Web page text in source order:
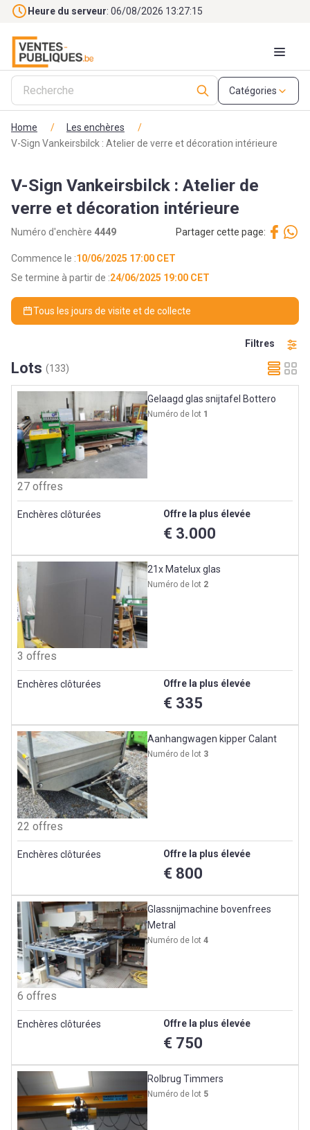
Skip to main content
Heure du serveur: 06/08/2026 13:27:17
Catégories
Home / Les enchères
/
V-Sign Vankeirsbilck : Atelier de verre et décoration intérieure
V-Sign Vankeirsbilck : Atelier de
verre et décoration intérieure
Numéro d'enchère 4449 Partager cette page:
Commence le :10/06/2025 17:00 CET
Se termine à partir de :24/06/2025 19:00 CET
Tous les jours de visite et de collecte
Filtres
Lots (133)
Gelaagd glas snijtafel Bottero
Numéro de lot 1
27 offres
Enchères clôturées Offre la plus élevée
€ 3.000
21x Matelux glas
Numéro de lot 2
3 offres
Enchères clôturées Offre la plus élevée
€ 335
Aanhangwagen kipper Calant
Numéro de lot 3
22 offres
Enchères clôturées Offre la plus élevée
€ 800
Glassnijmachine bovenfrees
Metral
Numéro de lot4
6 offres
Enchères clôturées Offre la plus élevée
€ 750
Rolbrug Timmers
Numéro de lot 5